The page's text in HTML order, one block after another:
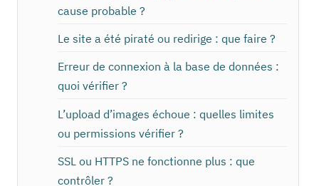
cause probable ?
Le site a été piraté ou redirige : que faire ?
Erreur de connexion à la base de données :
quoi vérifier ?
L’upload d’images échoue : quelles limites
ou permissions vérifier ?
SSL ou HTTPS ne fonctionne plus : que
contrôler ?